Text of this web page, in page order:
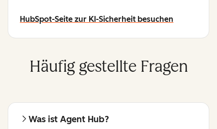
HubSpot-Seite zur KI-Sicherheit besuchen
Häufig gestellte Fragen
Was ist Agent Hub?